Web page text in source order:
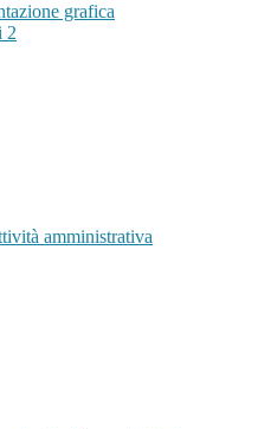
grafica
2
amministrativa